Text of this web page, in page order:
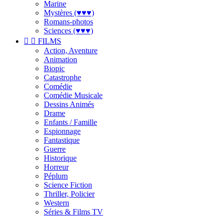
Marine
Mystères (♥♥♥)
Romans-photos
Sciences (♥♥♥)
  FILMS
Action, Aventure
Animation
Biopic
Catastrophe
Comédie
Comédie Musicale
Dessins Animés
Drame
Enfants / Famille
Espionnage
Fantastique
Guerre
Historique
Horreur
Péplum
Science Fiction
Thriller, Policier
Western
Séries & Films TV